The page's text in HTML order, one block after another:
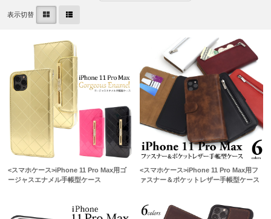
表示切替
<スマホケース>iPhone 11 Pro Max用ゴ
ージャスエナメル手帳型ケース
<スマホケース>iPhone 11 Pro Max用フ
ァスナー＆ポケットレザー手帳型ケース